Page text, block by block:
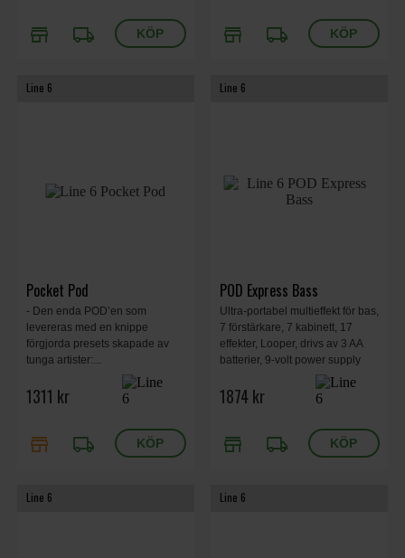
store local_shipping store local_shipping
Line 6
Pocket Pod
- Den enda POD’en som
levereras med en knippe
förgjorda presets skapade av
tunga artister:...
1311 kr
store local_shipping
Line 6
POD Express Bass
Ultra-portabel multieffekt för bas,
7 förstärkare, 7 kabinett, 17
effekter, Looper, drivs av 3 AA
batterier, 9-volt power supply
som tillval, USB-C audio
interface.
1874 kr
store local_shipping
Line 6 Line 6